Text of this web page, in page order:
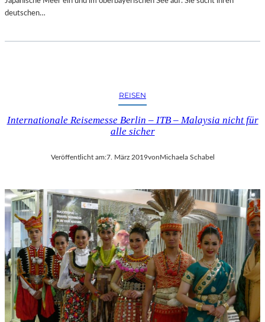
deutschen…
REISEN
Internationale Reisemesse Berlin – ITB – Malaysia nicht für
alle sicher
Veröffentlicht am:7. März 2019vonMichaela Schabel